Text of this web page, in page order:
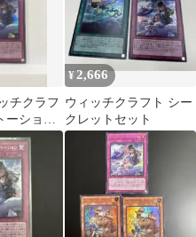
チクラフ
ーション
とめ買
¥2,666
ウィッチクラフト シー
クレットセット